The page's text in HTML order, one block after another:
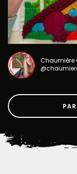
Chaumière